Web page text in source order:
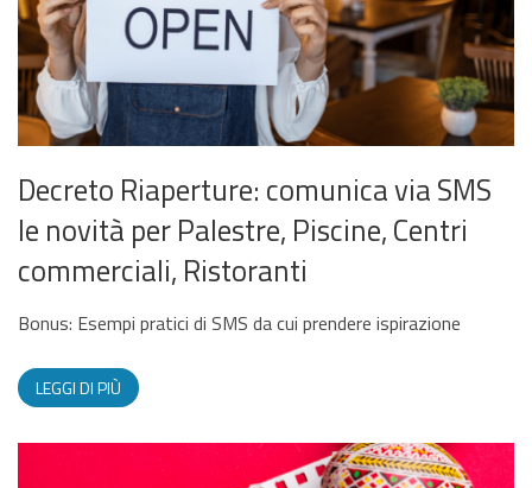
Decreto Riaperture: comunica via SMS
le novità per Palestre, Piscine, Centri
commerciali, Ristoranti
Bonus: Esempi pratici di SMS da cui prendere ispirazione
LEGGI DI PIÙ